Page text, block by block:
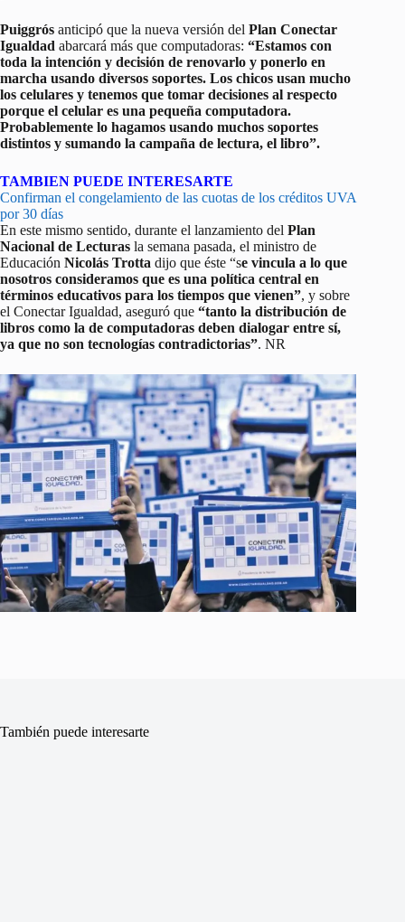
Puiggrós anticipó que la nueva versión del Plan Conectar
Igualdad abarcará más que computadoras: “Estamos con
toda la intención y decisión de renovarlo y ponerlo en
marcha usando diversos soportes. Los chicos usan mucho
los celulares y tenemos que tomar decisiones al respecto
porque el celular es una pequeña computadora.
Probablemente lo hagamos usando muchos soportes
distintos y sumando la campaña de lectura, el libro”.
TAMBIEN PUEDE INTERESARTE
Confirman el congelamiento de las cuotas de los créditos UVA
por 30 días
En este mismo sentido, durante el lanzamiento del Plan
Nacional de Lecturas la semana pasada, el ministro de
Educación Nicolás Trotta dijo que éste “se vincula a lo que
nosotros consideramos que es una política central en
términos educativos para los tiempos que vienen”, y sobre
el Conectar Igualdad, aseguró que “tanto la distribución de
libros como la de computadoras deben dialogar entre sí,
ya que no son tecnologías contradictorias”. NR
También puede interesarte